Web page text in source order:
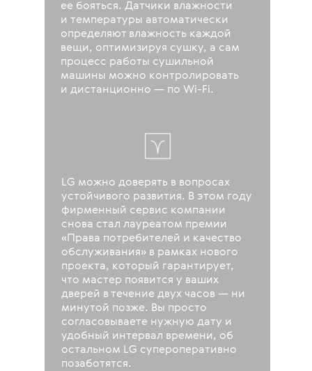
ее бояться. Датчики влажности
и температуры автоматически
определяют влажность каждой
вещи, оптимизируя сушку, а сам
процесс работы сушильной
машины можно контролировать
и дистанционно — по Wi-Fi.
LG можно доверять в вопросах
устойчивого развития. В этом году
фирменный сервис компании
снова стал лауреатом премии
«Права потребителей и качество
обслуживания» в рамках нового
проекта, который гарантирует,
что мастер появится у ваших
дверей в течение двух часов — ни
минутой позже. Вы просто
согласовываете нужную дату и
удобный интервал времени, об
остальном LG супероперативно
позаботятся.